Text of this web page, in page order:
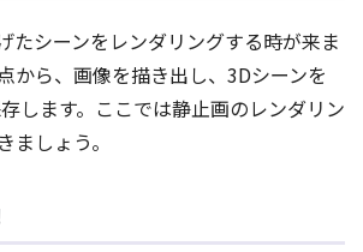
たシーンをレンダリングする時が来ま
から、画像を描き出し、3Dシーンを
します。ここでは静止画のレンダリン
ましょう。